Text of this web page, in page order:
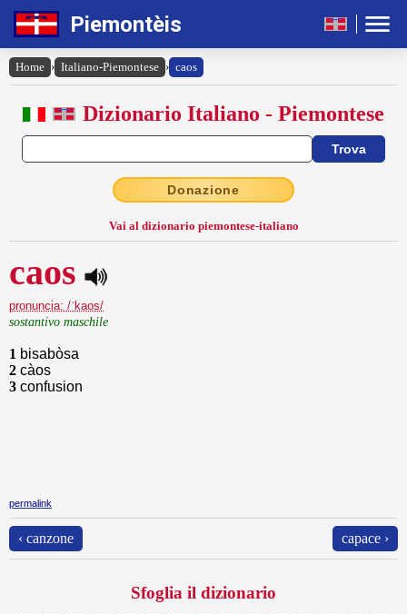
Piemontèis
Home › Italiano-Piemontese › caos
Dizionario Italiano - Piemontese
Donazione
Vai al dizionario piemontese-italiano
caos
pronuncia: /ˈkaos/
sostantivo maschile
1 bisabòsa
2 càos
3 confusion
permalink
‹ canzone capace ›
Sfoglia il dizionario